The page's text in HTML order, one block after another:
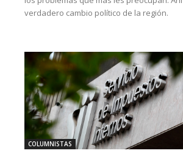
verdadero cambio político de la región.
COLUMNISTAS